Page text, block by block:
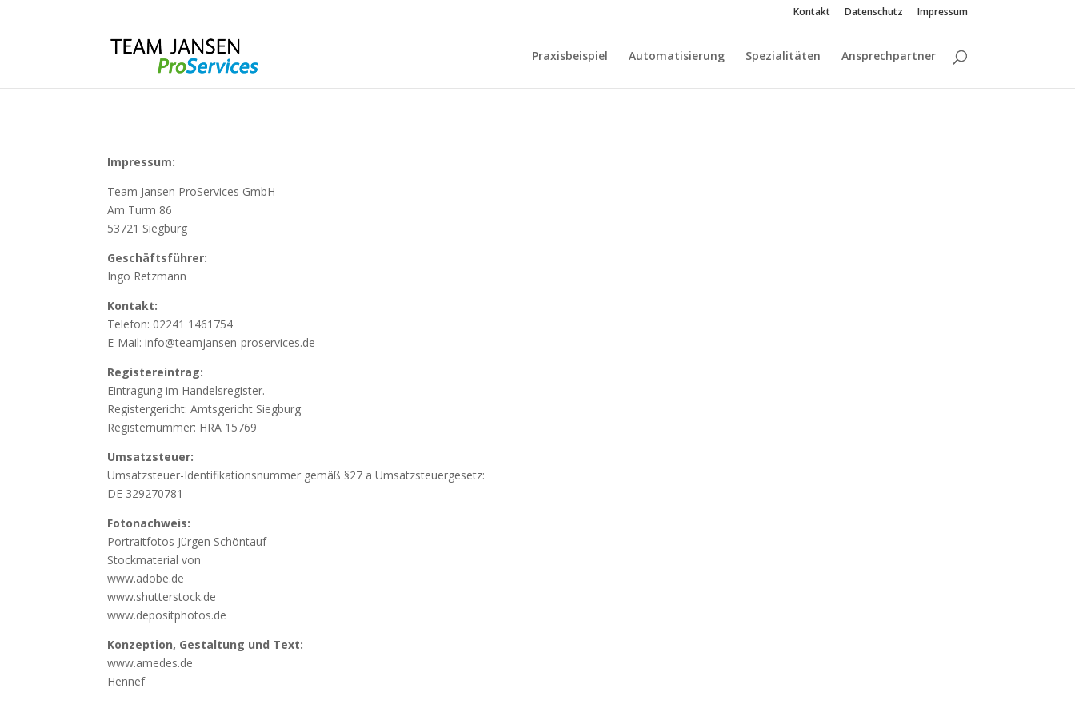
Kontakt Datenschutz Impressum
Praxisbeispiel Automatisierung Spezialitäten Ansprechpartner
Impressum:
Team Jansen ProServices GmbH
Am Turm 86
53721 Siegburg
Geschäftsführer:
Ingo Retzmann
Kontakt:
Telefon: 02241 1461754
E-Mail: info@teamjansen-proservices.de
Registereintrag:
Eintragung im Handelsregister.
Registergericht: Amtsgericht Siegburg
Registernummer: HRA 15769
Umsatzsteuer:
Umsatzsteuer-Identifikationsnummer gemäß §27 a Umsatzsteuergesetz:
DE 329270781
Fotonachweis:
Portraitfotos Jürgen Schöntauf
Stockmaterial von
www.adobe.de
www.shutterstock.de
www.depositphotos.de
Konzeption, Gestaltung und Text:
www.amedes.de
Hennef